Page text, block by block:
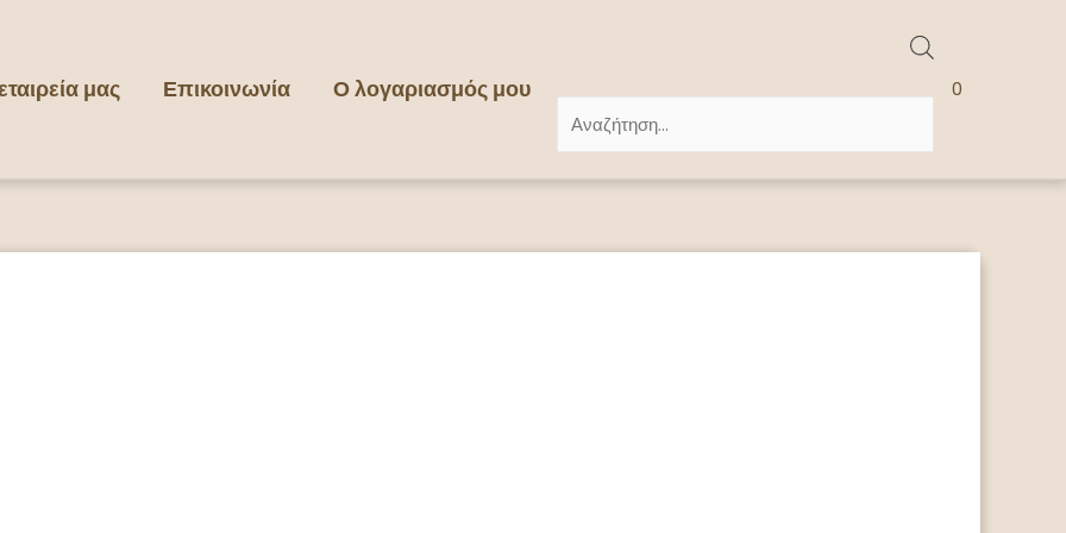
μας Επικοινωνία Ο λογαριασμός μου
Products
0